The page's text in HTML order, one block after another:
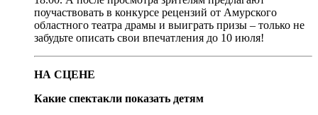
поучаствовать в конкурсе рецензий от Амурского
областного театра драмы и выиграть призы – только не
забудьте описать свои впечатления до 10 июля!
НА СЦЕНЕ
Какие спектакли показать детям